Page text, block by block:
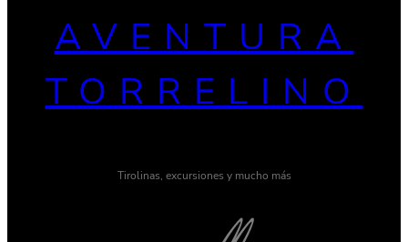
AVENTURA
TORRELINO
Tirolinas, excursiones y mucho más